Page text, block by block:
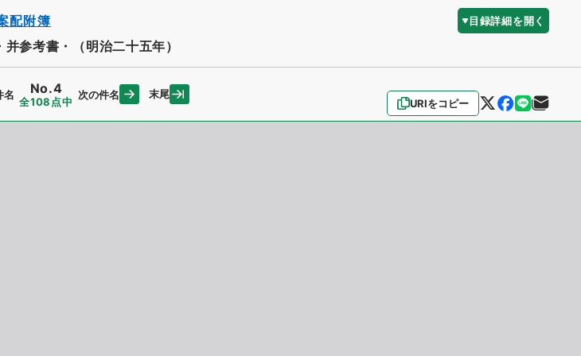
配附簿 目録詳細を開く
参考書・（明治二十五年）
URIをコピー
名 No.4
全108点中
次の件名 末尾